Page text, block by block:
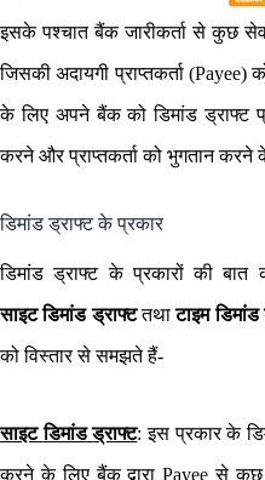
इसके पश्चात बैंक जारीकर्ता से कुछ
जिसकी अदायगी प्राप्तकर्ता (Payee)
के लिए अपने बैंक को डिमांड ड्राफ्ट
करने और प्राप्तकर्ता को भुगतान करने
डिमांड ड्राफ्ट के प्रकार
डिमांड ड्राफ्ट के प्रकारों की
साइट डिमांड ड्राफ्टतथाटाइम डिमांड
को विस्तार से समझते हैं-
साइट डिमांड ड्राफ्ट: इस प्रकार के
करने के लिए बैंक द्वारा Payee से कुछ